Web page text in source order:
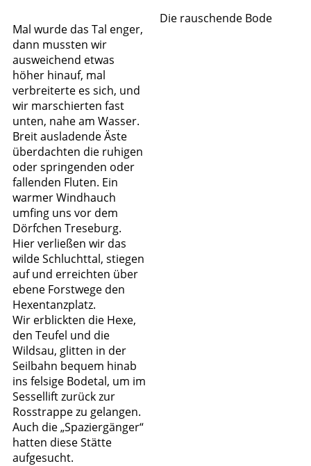
Die rauschende Bode
Mal wurde das Tal enger,
dann mussten wir
ausweichend etwas
höher hinauf, mal
verbreiterte es sich, und
wir marschierten fast
unten, nahe am Wasser.
Breit ausladende Äste
überdachten die ruhigen
oder springenden oder
fallenden Fluten. Ein
warmer Windhauch
umfing uns vor dem
Dörfchen Treseburg.
Hier verließen wir das
wilde Schluchttal, stiegen
auf und erreichten über
ebene Forstwege den
Hexentanzplatz.
Wir erblickten die Hexe,
den Teufel und die
Wildsau, glitten in der
Seilbahn bequem hinab
ins felsige Bodetal, um im
Sessellift zurück zur
Rosstrappe zu gelangen.
Auch die „Spaziergänger“
hatten diese Stätte
aufgesucht.